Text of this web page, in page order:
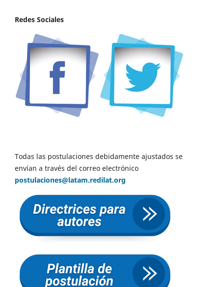
Redes Sociales
Todas las postulaciones debidamente ajustados se
envían a través del correo electrónico
postulaciones@latam.redilat.org